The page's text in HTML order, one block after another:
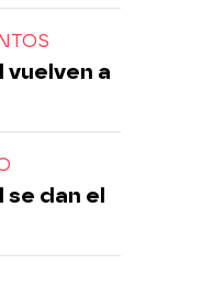
vuelven a
se dan el